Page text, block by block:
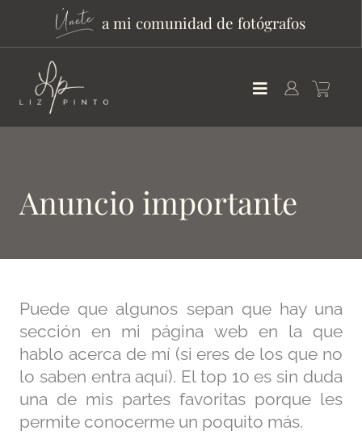
a mi comunidad de fotógrafos
Anuncio importante
Puede que algunos sepan que hay una
sección en mi página web en la que
hablo acerca de mí (si eres de los que no
lo saben entraaquí). El top 10 es sin duda
una de mis partes favoritas porque les
permite conocerme un poquito más.